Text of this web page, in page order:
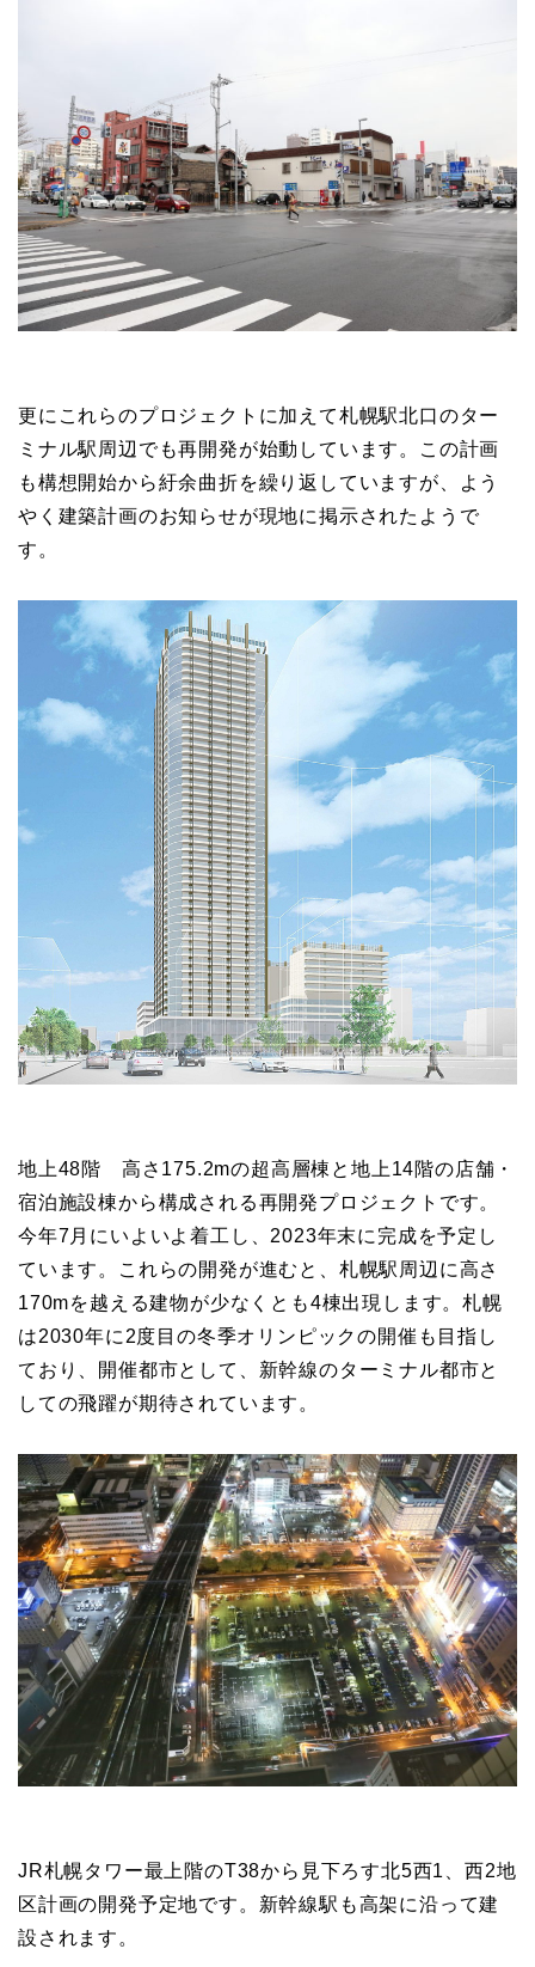
更にこれらのプロジェクトに加えて札幌駅北口のター
ミナル駅周辺でも再開発が始動しています。この計画
も構想開始から紆余曲折を繰り返していますが、よう
やく建築計画のお知らせが現地に掲示されたようで
す。
地上48階 高さ175.2mの超高層棟と地上14階の店舗・
宿泊施設棟から構成される再開発プロジェクトです。
今年7月にいよいよ着工し、2023年末に完成を予定し
ています。これらの開発が進むと、札幌駅周辺に高さ
170mを越える建物が少なくとも4棟出現します。札幌
は2030年に2度目の冬季オリンピックの開催も目指し
ており、開催都市として、新幹線のターミナル都市と
しての飛躍が期待されています。
JR札幌タワー最上階のT38から見下ろす北5西1、西2地
区計画の開発予定地です。新幹線駅も高架に沿って建
設されます。